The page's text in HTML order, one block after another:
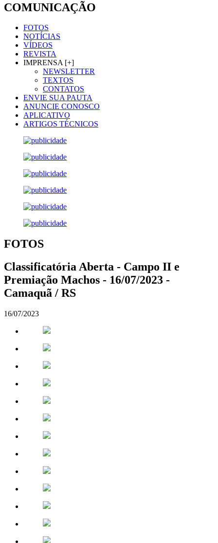
COMUNICAÇÃO
FOTOS
NOTÍCIAS
VÍDEOS
REVISTA
IMPRENSA [+]
NEWSLETTER
TEXTOS
CONTATOS
ENVIE SUA PAUTA
ANUNCIE CONOSCO
APLICATIVO
ARTIGOS TÉCNICOS
FOTOS
Classificatória Aberta - Campo II e
Premiação Machos - 16/07/2023 -
Camaquã / RS
16/07/2023